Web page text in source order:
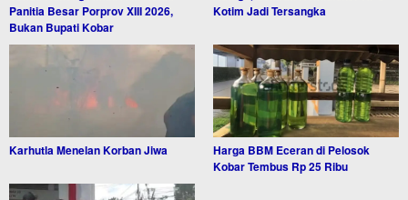
Panitia Besar Porprov XIII 2026,
Bukan Bupati Kobar
Kotim Jadi Tersangka
Karhutla Menelan Korban Jiwa
Harga BBM Eceran di Pelosok
Kobar Tembus Rp 25 Ribu